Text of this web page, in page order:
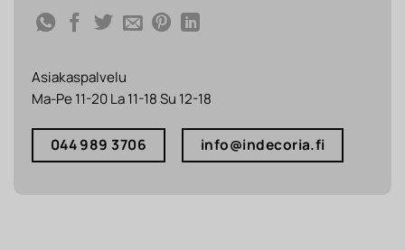
Asiakaspalvelu
Ma-Pe 11-20 La 11-18 Su 12-18
044 989 3706 info@indecoria.fi